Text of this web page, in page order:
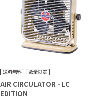
AIR CIRCULATOR - LC
EDITION